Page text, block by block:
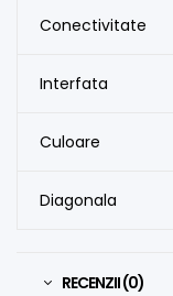
Conectivitate
Interfata
Culoare
Diagonala
RECENZII (0)